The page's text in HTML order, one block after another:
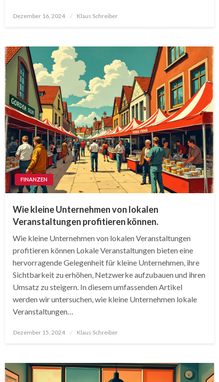
Posted
Dezember 16, 2024 Klaus Schreiber
FINANZEN
Wie kleine Unternehmen von lokalen
Veranstaltungen profitieren können.
Wie kleine Unternehmen von lokalen Veranstaltungen
profitieren können Lokale Veranstaltungen bieten eine
hervorragende Gelegenheit für kleine Unternehmen, ihre
Sichtbarkeit zu erhöhen, Netzwerke aufzubauen und ihren
Umsatz zu steigern. In diesem umfassenden Artikel
werden wir untersuchen, wie kleine Unternehmen lokale
Veranstaltungen…
Posted
Dezember 15, 2024 Klaus Schreiber